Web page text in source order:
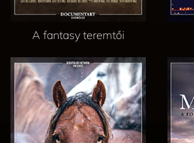
A fantasy teremtői